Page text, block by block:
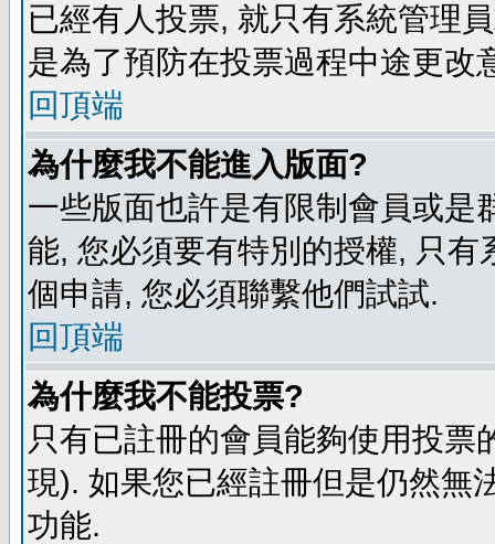
已經有人投票, 就只有系統管理
是為了預防在投票過程中途更改
回頂端
為什麼我不能進入版面?
一些版面也許是有限制會員或是
能, 您必須要有特別的授權, 只
個申請, 您必須聯繫他們試試.
回頂端
為什麼我不能投票?
只有已註冊的會員能夠使用投
現). 如果您已經註冊但是仍然無
功能.